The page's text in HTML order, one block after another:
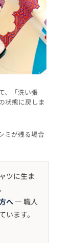
、「洗い張
状態に戻しま
ミが残る場合
ツに生ま
へ— 職人
ます。